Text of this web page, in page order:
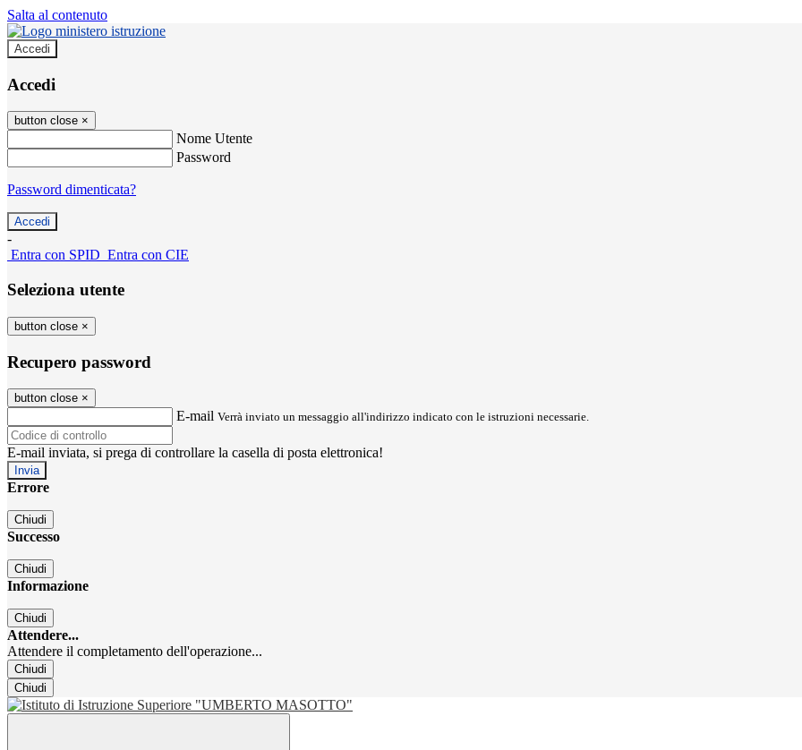
Salta al contenuto
Accedi
Accedi
button close ×
Nome Utente
Password
Password dimenticata?
-
Entra con SPID Entra con CIE
Seleziona utente
button close ×
Recupero password
button close ×
E-mail Verrà inviato un messaggio all'indirizzo indicato con le istruzioni necessarie.
E-mail inviata, si prega di controllare la casella di posta elettronica!
Errore
Chiudi
Successo
Chiudi
Informazione
Chiudi
Attendere...
Attendere il completamento dell'operazione...
Chiudi
Chiudi